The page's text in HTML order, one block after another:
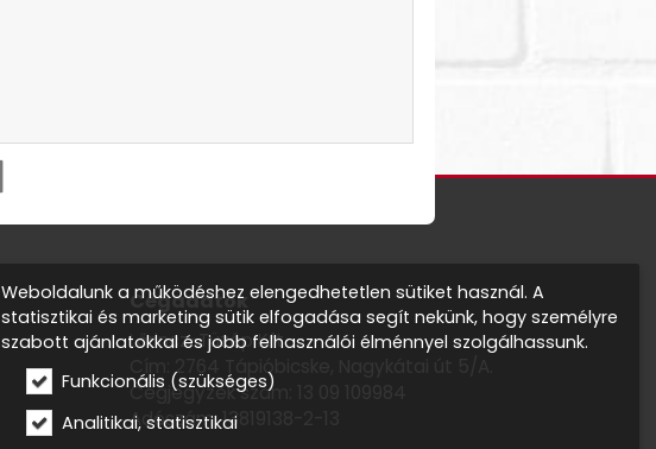
Cégadatok
Lőrincz-Tüzép Kft.
Cím: 2764 Tápióbicske, Nagykátai út 5/A.
Cégjegyzék szám: 13 09 109984
Adószám: 13819138-2-13
Weboldalunk a működéshez elengedhetetlen sütiket használ. A
statisztikai és marketing sütik elfogadása segít nekünk, hogy személyre
szabott ajánlatokkal és jobb felhasználói élménnyel szolgálhassunk.
Funkcionális (szükséges)
Analitikai, statisztikai